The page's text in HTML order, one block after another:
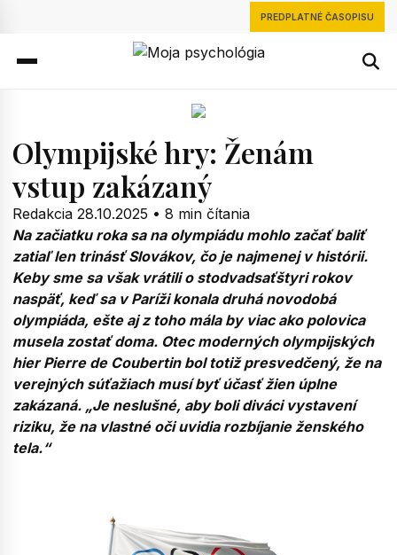
PREDPLATNÉ ČASOPISU
Olympijské hry: Ženám
vstup zakázaný
Redakcia 28.10.2025 • 8 min čítania
Na začiatku roka sa na olympiádu mohlo začať baliť
zatiaľ len trinásť Slovákov, čo je najmenej v histórii.
Keby sme sa však vrátili o stodvadsaťštyri rokov
naspäť, keď sa v Paríži konala druhá novodobá
olympiáda, ešte aj z toho mála by viac ako polovica
musela zostať doma. Otec moderných olympijských
hier Pierre de Coubertin bol totiž presvedčený, že na
verejných súťažiach musí byť účasť žien úplne
zakázaná. „Je neslušné, aby boli diváci vystavení
riziku, že na vlastné oči uvidia rozbíjanie ženského
tela.“